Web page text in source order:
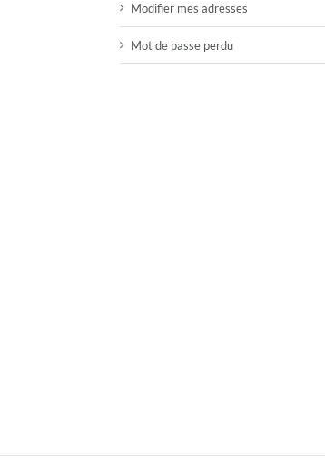
Modifier mes adresses
Mot de passe perdu